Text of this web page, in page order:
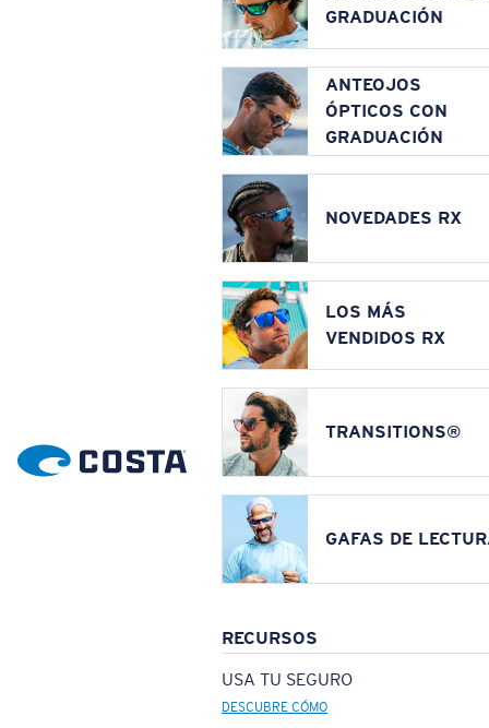
GRADUACIÓN
ANTEOJOS
ÓPTICOS CON
GRADUACIÓN
NOVEDADES RX
LOS MÁS
VENDIDOS RX
TRANSITIONS®
GAFAS DE
RECURSOS
USA TU SEGURO
DESCUBRE CÓMO